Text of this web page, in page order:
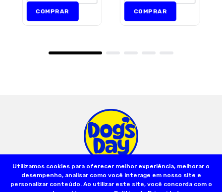
Utilizamos cookies para oferecer melhor experiência, melhorar o
desempenho, analisar como você interage em nosso site e
personalizar conteúdo. Ao utilizar este site, você concorda com o
COMPRAR COMPRAR
Olá, somos a Dog’s Day:A Loja do seu Animal! Nascemos a partir de
um sonho familiar que teve início em 2001, com a fundação da primeira